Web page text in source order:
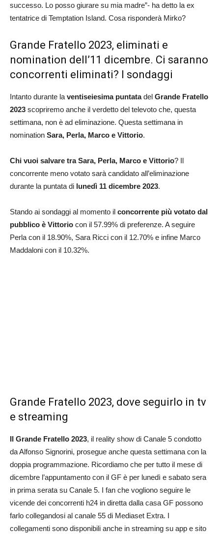
successo. Lo posso giurare su mia madre”- ha detto la ex
tentatrice di Temptation Island. Cosa risponderà Mirko?
Grande Fratello 2023, eliminati e
nomination dell’11 dicembre. Ci saranno
concorrenti eliminati? I sondaggi
Intanto durante la ventiseiesima puntatadel Grande Fratello
2023 scopriremo anche il verdetto del televoto che, questa
settimana, non è ad eliminazione. Questa settimana in
nomination Sara, Perla, Marco e Vittorio.
Chi vuoi salvare tra Sara, Perla, Marco e Vittorio? Il
concorrente meno votato sarà candidato all’eliminazione
durante la puntata di lunedì 11 dicembre 2023.
Stando ai sondaggi al momento il concorrente più votato dal
pubblico è Vittorio con il 57.99% di preferenze. A seguire
Perla con il 18.90%, Sara Ricci con il 12.70% e infine Marco
Maddaloni con il 10.32%.
Grande Fratello 2023, dove seguirlo in tv
e streaming
Il Grande Fratello 2023, il reality show di Canale 5 condotto
da Alfonso Signorini, prosegue anche questa settimana con la
doppia programmazione. Ricordiamo che per tutto il mese di
dicembre l’appuntamento con il GF è per lunedì e sabato sera
in prima serata su Canale 5. I fan che vogliono seguire le
vicende dei concorrenti h24 in diretta dalla casa GF possono
farlo collegandosi al canale 55 di Mediaset Extra. I
collegamenti sono disponibili anche in streaming su app e sito